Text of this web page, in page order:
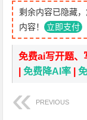
剩余内容已隐藏
内容！ 立即支付
免费ai写开题
|免费降AI率 |
PREVIOUS